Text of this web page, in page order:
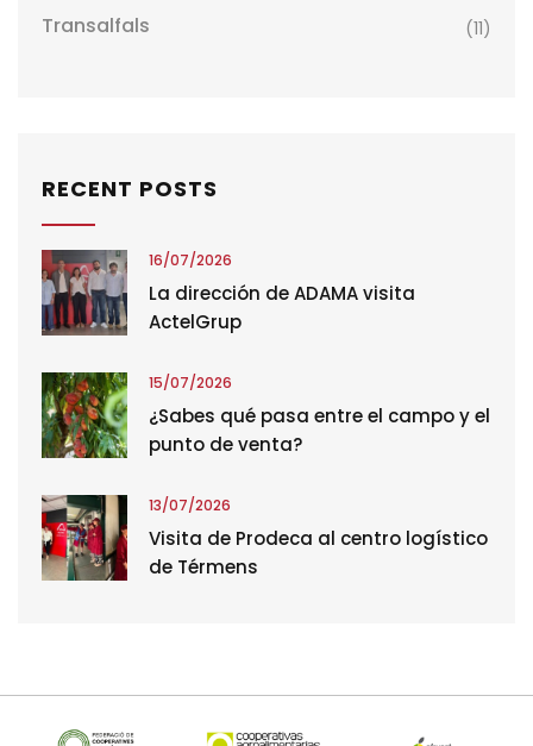
Transalfals (11)
RECENT POSTS
16/07/2026
La dirección de ADAMA visita
ActelGrup
15/07/2026
¿Sabes qué pasa entre el campo y el
punto de venta?
13/07/2026
Visita de Prodeca al centro logístico
de Térmens